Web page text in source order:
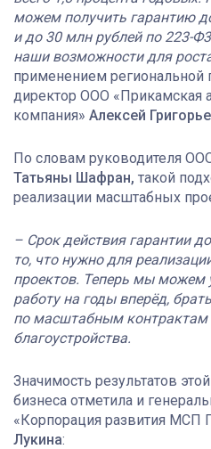
можем получить гарантию
и до 30 млн рублей по 223-
наши возможности для
применением региональной
директор ООО «Прикамская
компания» Алексей
По словам руководителя
Татьяны Шафран, такой
реализации масштабных
– Срок действия гарантии
то, что нужно для
проектов. Теперь мы можем
работу на годы вперёд,
по масштабным контрактам
благоустройства.
Значимость результатов
бизнеса отметила и
«Корпорация развития МСП
Лукина: